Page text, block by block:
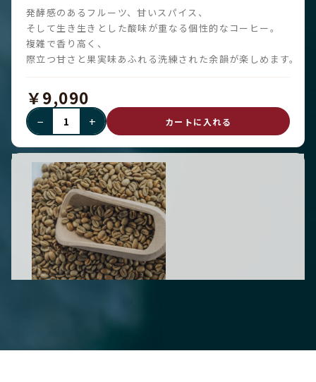
発酵感のあるフルーツ、甘いスパイス、
そして生き生きとした酸味が重なる個性的なコーヒー。
複雑で香り高く、
際立つ甘さと果実味あふれる洗練された余韻が楽しめます。
￥9,090
− + カートに入れる
完売
パナマ・ゲイシャ生豆 - LOT 11 (500
Geisha - 500 g